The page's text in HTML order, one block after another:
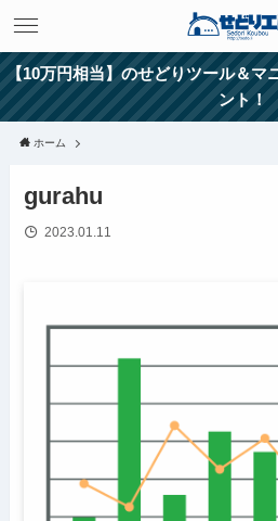
【10万円相当】のせどりツール＆マ
ント！
ホーム
gurahu
2023.01.11